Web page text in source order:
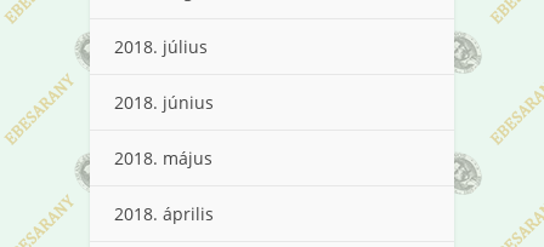
2018. július
2018. június
2018. május
2018. április